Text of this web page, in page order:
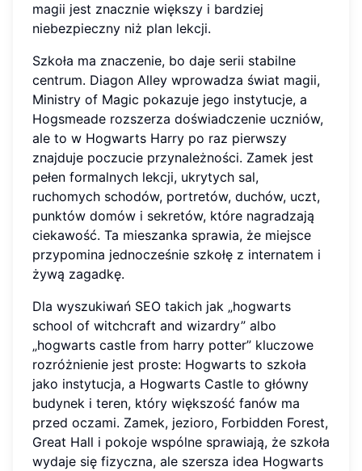
magii jest znacznie większy i bardziej
niebezpieczny niż plan lekcji.
Szkoła ma znaczenie, bo daje serii stabilne
centrum. Diagon Alley wprowadza świat magii,
Ministry of Magic pokazuje jego instytucje, a
Hogsmeade rozszerza doświadczenie uczniów,
ale to w Hogwarts Harry po raz pierwszy
znajduje poczucie przynależności. Zamek jest
pełen formalnych lekcji, ukrytych sal,
ruchomych schodów, portretów, duchów, uczt,
punktów domów i sekretów, które nagradzają
ciekawość. Ta mieszanka sprawia, że miejsce
przypomina jednocześnie szkołę z internatem i
żywą zagadkę.
Dla wyszukiwań SEO takich jak „hogwarts
school of witchcraft and wizardry” albo
„hogwarts castle from harry potter” kluczowe
rozróżnienie jest proste: Hogwarts to szkoła
jako instytucja, a Hogwarts Castle to główny
budynek i teren, który większość fanów ma
przed oczami. Zamek, jezioro, Forbidden Forest,
Great Hall i pokoje wspólne sprawiają, że szkoła
wydaje się fizyczna, ale szersza idea Hogwarts